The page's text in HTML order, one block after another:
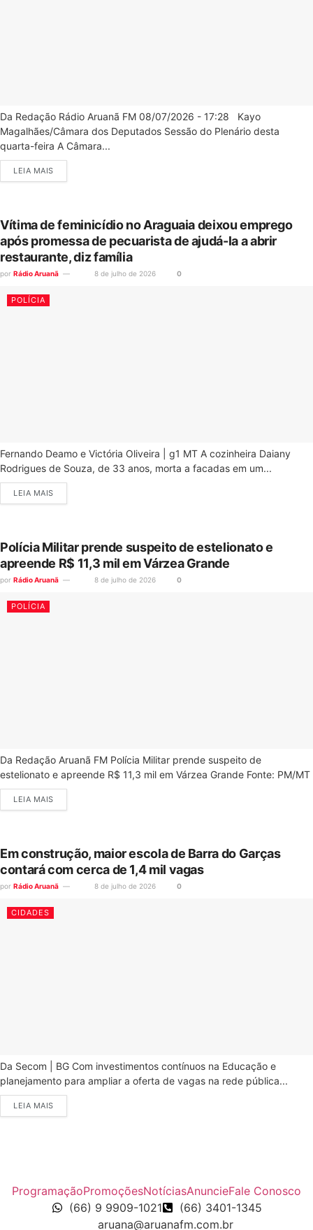
Da Redação Rádio Aruanã FM 08/07/2026 - 17:28 Kayo
Magalhães/Câmara dos Deputados Sessão do Plenário desta
quarta-feira A Câmara...
LEIA MAIS
Vítima de feminicídio no Araguaia deixou emprego
após promessa de pecuarista de ajudá-la a abrir
restaurante, diz família
por Rádio Aruanã 8 de julho de 2026 0
POLÍCIA
Fernando Deamo e Victória Oliveira | g1 MT A cozinheira Daiany
Rodrigues de Souza, de 33 anos, morta a facadas em um...
LEIA MAIS
Polícia Militar prende suspeito de estelionato e
apreende R$ 11,3 mil em Várzea Grande
por Rádio Aruanã 8 de julho de 2026 0
POLÍCIA
Da Redação Aruanã FM Polícia Militar prende suspeito de
estelionato e apreende R$ 11,3 mil em Várzea Grande Fonte: PM/MT
LEIA MAIS
Em construção, maior escola de Barra do Garças
contará com cerca de 1,4 mil vagas
por Rádio Aruanã 8 de julho de 2026 0
CIDADES
Da Secom | BG Com investimentos contínuos na Educação e
planejamento para ampliar a oferta de vagas na rede pública...
LEIA MAIS
ProgramaçãoPromoçõesNotíciasAnuncieFale Conosco
(66) 9 9909-1021
(66) 3401-1345
aruana@aruanafm.com.br